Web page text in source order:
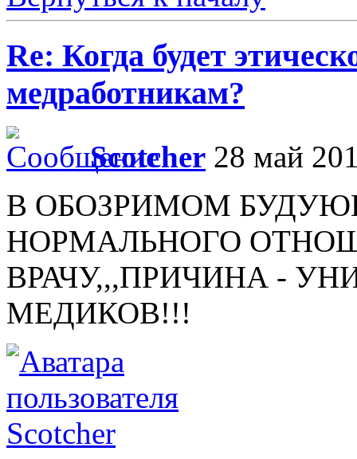
Re: Когда будет
медработникам?
Scotcher 28 май
В ОБОЗРИМОМ
НОРМАЛЬНОГО
ВРАЧУ,,,ПРИЧИНА -
МЕДИКОВ!!!
Scotcher